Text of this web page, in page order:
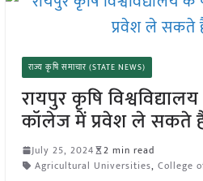
राज्य कृषि समाचार (STATE NEWS)
रायपुर कृषि
कॉलेज में प्रवेश ले सकते हैं
July 25, 2024
2 min read
Agricultural Universities, College